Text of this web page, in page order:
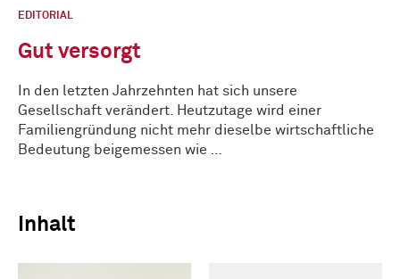
EDITORIAL
Gut versorgt
In den letzten Jahrzehnten hat sich unsere
Gesellschaft verändert. Heutzutage wird einer
Familiengründung nicht mehr dieselbe wirtschaftliche
Bedeutung beigemessen wie …
Inhalt